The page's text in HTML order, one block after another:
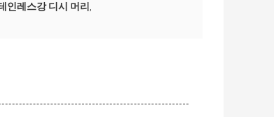
인레스강 디시 머리 ,